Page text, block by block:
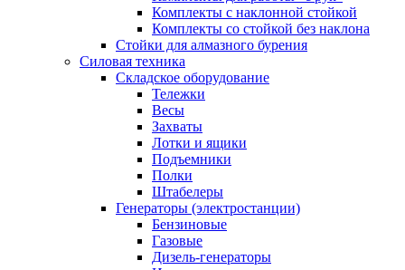
Комплекты с наклонной стойкой
Комплекты со стойкой без наклона
Стойки для алмазного бурения
Силовая техника
Складское оборудование
Тележки
Весы
Захваты
Лотки и ящики
Подъемники
Полки
Штабелеры
Генераторы (электростанции)
Бензиновые
Газовые
Дизель-генераторы